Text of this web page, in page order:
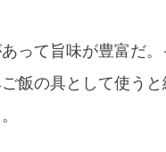
って旨味が豊富だ
飯の具として使う